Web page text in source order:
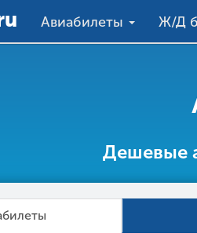
Авиабилеты Ж/Д
Дешевые